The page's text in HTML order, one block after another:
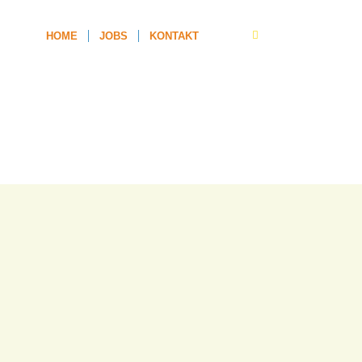
HOME JOBS KONTAKT